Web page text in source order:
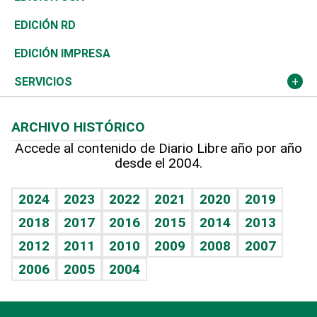
Ocenanía
Caribe
Resto del mundo
Telecom.
Global y variable
Economía personal
Sociales
Novedades
Podcast Arte Libre
Hablando con el pediatra
Vida y familia
Eñe
Celebrando la vida
Sin complejos
En pocas palabras
Tenis
Olimpismo
Más deportes
Línea de hit
TBT Deportivo
El Espía
Noticiero Poteleche
Columnistas
Historia
Martes de tecnología
Cambio climático
Revista
Deportes
Opinión
Hecho en casa
Guía del dinero
EDICIÓN RD
EDICIÓN IMPRESA
SERVICIOS
Cumpleaños
Horóscopos
Crucigramas
ARCHIVO HISTÓRICO
Accede al contenido de Diario Libre año por año
desde el 2004.
2024 2023 2022 2021 2020
2019
2018
2017 2016 2015 2014
2013
2012
2011 2010 2009 2008
2007
2006
2005 2004